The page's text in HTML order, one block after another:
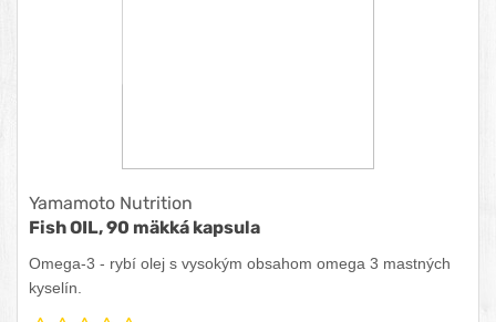
Yamamoto Nutrition
Fish OIL, 90 mäkká kapsula
Omega-3 - rybí olej s vysokým obsahom omega 3 mastných
kyselín.